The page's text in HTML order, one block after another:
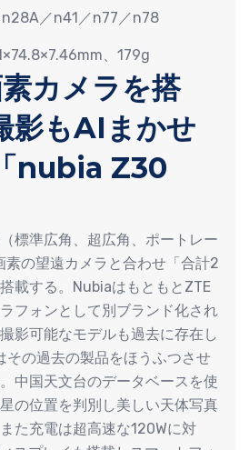
n28A／n41／n77／n78
、179g
カメラを搭
影もAIまかせ
nubia Z30
標準広角、超広角、ポートレー
素の望遠カメラと合わせ「合計2
載する。NubiaはもともとZTE
フォンとして別ブランド化され
影可能なモデルも過去に存在し
の過去の製品をほうふつさせ
中国天文台のデータベースを使
の位置を判別し美しい天体写真
た充電は超高速な120Wに対